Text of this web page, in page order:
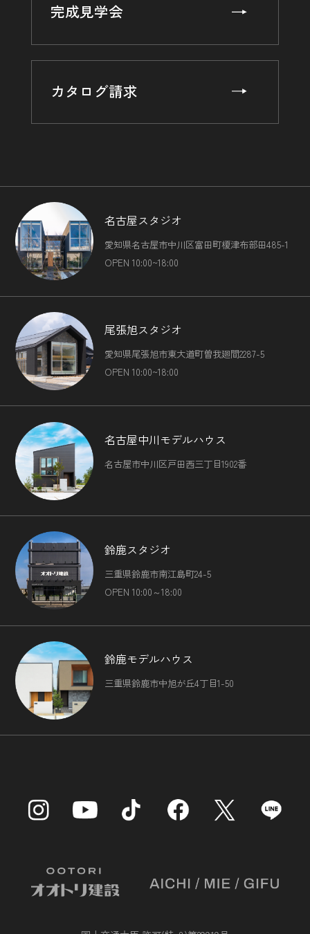
完成見学会
カタログ請求
名古屋スタジオ
愛知県名古屋市中川区富田町榎津布部田485-1
OPEN 10:00~18:00
尾張旭スタジオ
愛知県尾張旭市東大道町曽我廻間2287-5
OPEN 10:00~18:00
名古屋中川モデルハウス
名古屋市中川区戸田西三丁目1902番
鈴鹿スタジオ
三重県鈴鹿市南江島町24-5
OPEN 10:00～18:00
鈴鹿モデルハウス
三重県鈴鹿市中旭が丘4丁目1-50